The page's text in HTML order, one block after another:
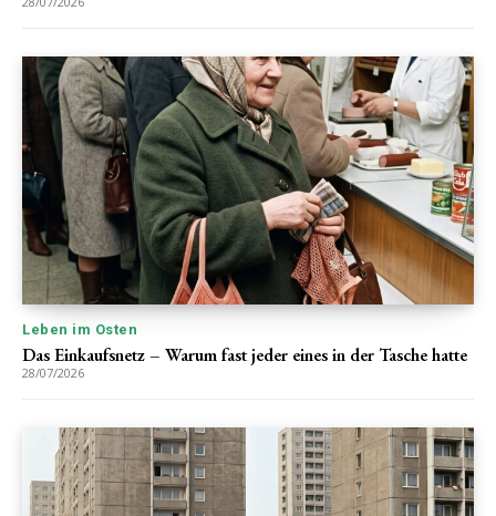
Leben im Osten
Das Einkaufsnetz – Warum fast jeder eines in der Tasche hatte
28/07/2026